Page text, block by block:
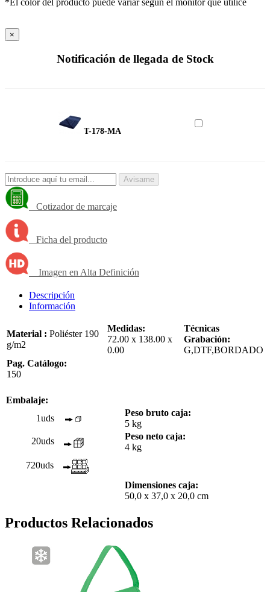
*El color del producto puede variar según el monitor que utilice
×
Notificación de llegada de Stock
T-178-MA
Avisame
Cotizador de marcaje
Ficha del producto
Imagen en Alta Definición
Descripción
Información
Material : Poliéster 190
g/m2
Medidas:
72.00 x 138.00 x
0.00
Técnicas
Grabación:
G,DTF,BORDADO
Pag. Catálogo:
150
Embalaje:
1uds
Peso bruto caja:
5 kg
20uds
Peso neto caja:
4 kg
720uds
Dimensiones caja:
50,0 x 37,0 x 20,0 cm
Productos Relacionados